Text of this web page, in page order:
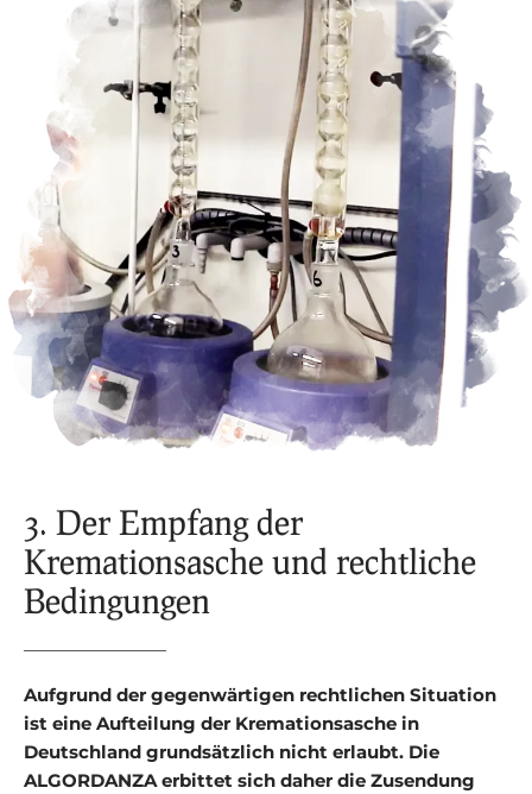
3. Der Empfang der
Kremationsasche und rechtliche
Bedingungen
Aufgrund der gegenwärtigen rechtlichen Situation
ist eine Aufteilung der Kremationsasche in
Deutschland grundsätzlich nicht erlaubt. Die
ALGORDANZA erbittet sich daher die Zusendung